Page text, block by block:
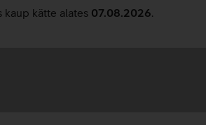
kaup kätte alates 07.08.2026